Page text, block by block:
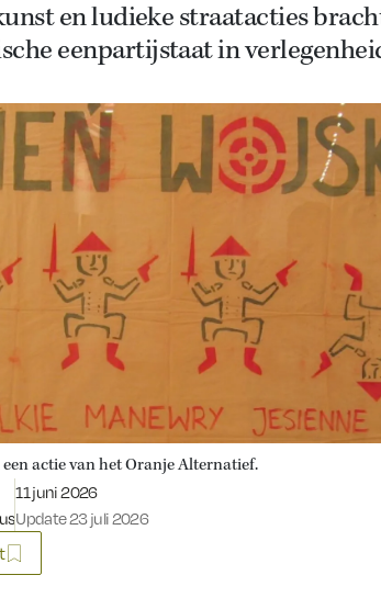
en ludieke straatacties
eenpartijstaat in
actie van het Oranje Alternatief.
Gepubliceerd op:
11 juni 2026
Update 23 juli 2026